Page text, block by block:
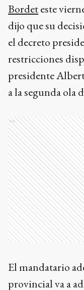
Bordeteste
dijo que su
el decreto
restricciones
presidente
a la segunda ola
Ads
El mandatario
provincial va a